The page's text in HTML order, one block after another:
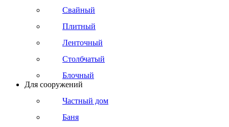
Свайный
Плитный
Ленточный
Столбчатый
Блочный
Для сооружений
Частный дом
Баня